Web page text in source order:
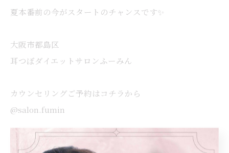
夏本番前の今がスタートのチャンスです✨
大阪市都島区
耳つぼダイエットサロンふーみん
カウンセリングご予約はコチラから
@salon.fumin